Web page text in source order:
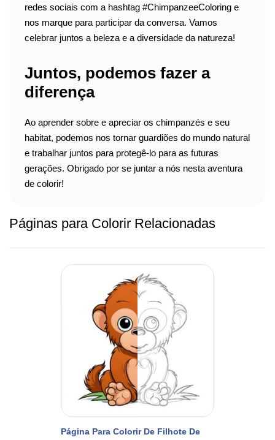
redes sociais com a hashtag #ChimpanzeeColoring e
nos marque para participar da conversa. Vamos
celebrar juntos a beleza e a diversidade da natureza!
Juntos, podemos fazer a
diferença
Ao aprender sobre e apreciar os chimpanzés e seu
habitat, podemos nos tornar guardiões do mundo natural
e trabalhar juntos para protegê-lo para as futuras
gerações. Obrigado por se juntar a nós nesta aventura
de colorir!
Páginas para Colorir Relacionadas
Página Para Colorir De Filhote De